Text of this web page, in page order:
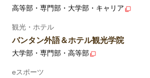
高等部・専門部・大学部・キャリア
観光・ホテル
バンタン外語＆ホテル観光学院
大学部・専門部・高等部
eスポーツ